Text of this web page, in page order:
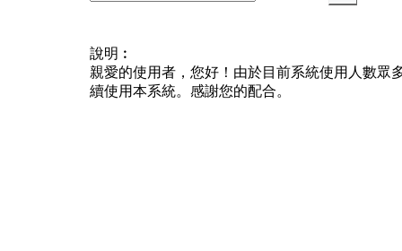
說明︰
親愛的使用者，您好！由於目前系統使用人數眾
續使用本系統。感謝您的配合。